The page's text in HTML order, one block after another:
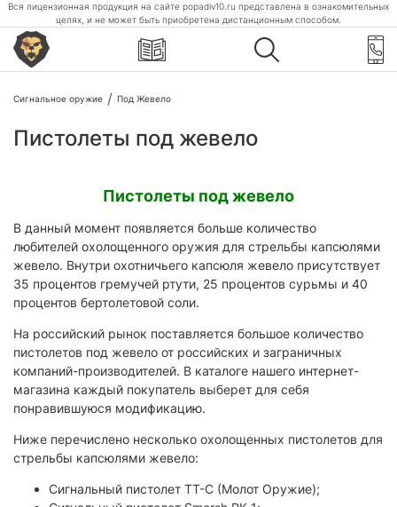
Вся лицензионная продукция на сайте popadiv10.ru представлена в ознакомительных
целях, и не может быть приобретена дистанционным способом.
Сигнальное оружие Под Жевело
Пистолеты под жевело
Пистолеты под жевело
В данный момент появляется больше количество
любителей охолощенного оружия для стрельбы капсюлями
жевело. Внутри охотничьего капсюля жевело присутствует
35 процентов гремучей ртути, 25 процентов сурьмы и 40
процентов бертолетовой соли.
На российский рынок поставляется большое количество
пистолетов под жевело от российских и заграничных
компаний-производителей. В каталоге нашего интернет-
магазина каждый покупатель выберет для себя
понравившуюся модификацию.
Ниже перечислено несколько охолощенных пистолетов для
стрельбы капсюлями жевело:
Сигнальный пистолет ТТ-С (Молот Оружие);